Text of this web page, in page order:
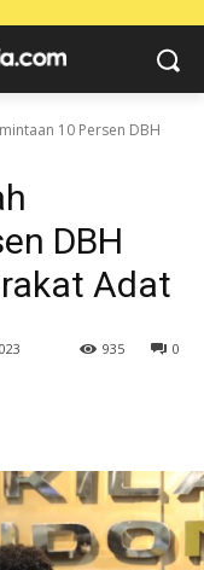
10 Persen DBH
DBH
Adat
0
935